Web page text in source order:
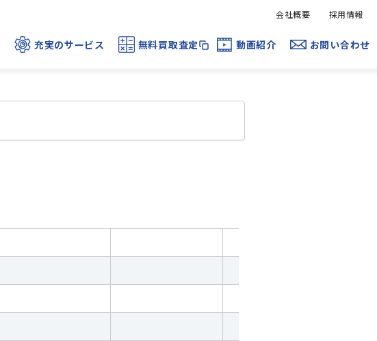
充実のサービス 無料買取査定 動画紹介 お問い合わせ
会社概要 採用情報